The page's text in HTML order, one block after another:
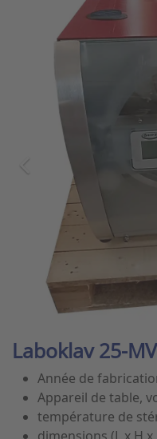
Laboklav 25-MV
Année de
Appareil de table,
température de